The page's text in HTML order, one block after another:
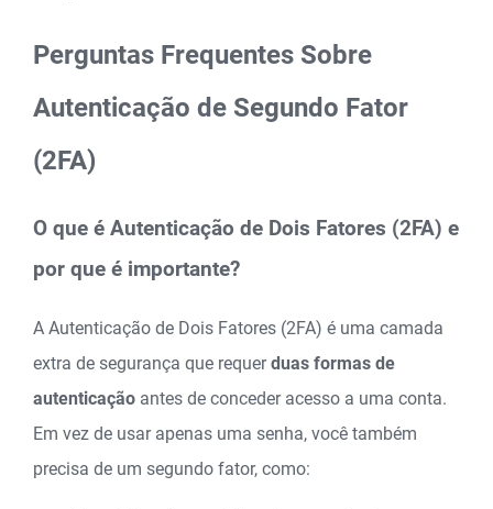
Perguntas Frequentes Sobre
Autenticação de Segundo Fator
(2FA)
O que é Autenticação de Dois Fatores (2FA) e
por que é importante?
A Autenticação de Dois Fatores (2FA) é uma camada
extra de segurança que requerduas formas de
autenticação antes de conceder acesso a uma conta.
Em vez de usar apenas uma senha, você também
precisa de um segundo fator, como: